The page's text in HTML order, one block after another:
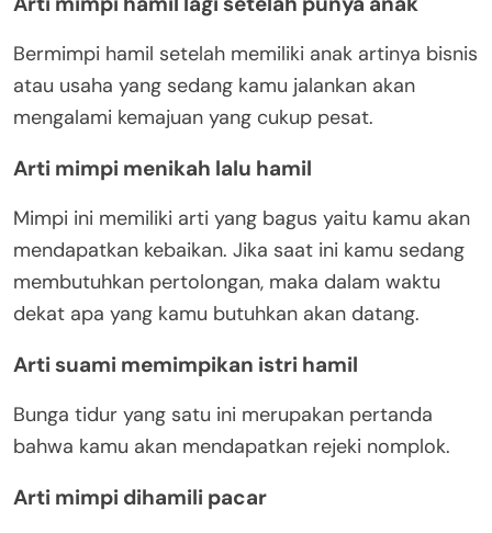
Bermimpi hamil setelah memiliki anak artinya bisnis
atau usaha yang sedang kamu jalankan akan
mengalami kemajuan yang cukup pesat.
Arti mimpi menikah lalu hamil
Mimpi ini memiliki arti yang bagus yaitu kamu akan
mendapatkan kebaikan. Jika saat ini kamu sedang
membutuhkan pertolongan, maka dalam waktu
dekat apa yang kamu butuhkan akan datang.
Arti suami memimpikan istri hamil
Bunga tidur yang satu ini merupakan pertanda
bahwa kamu akan mendapatkan rejeki nomplok.
Arti mimpi dihamili pacar